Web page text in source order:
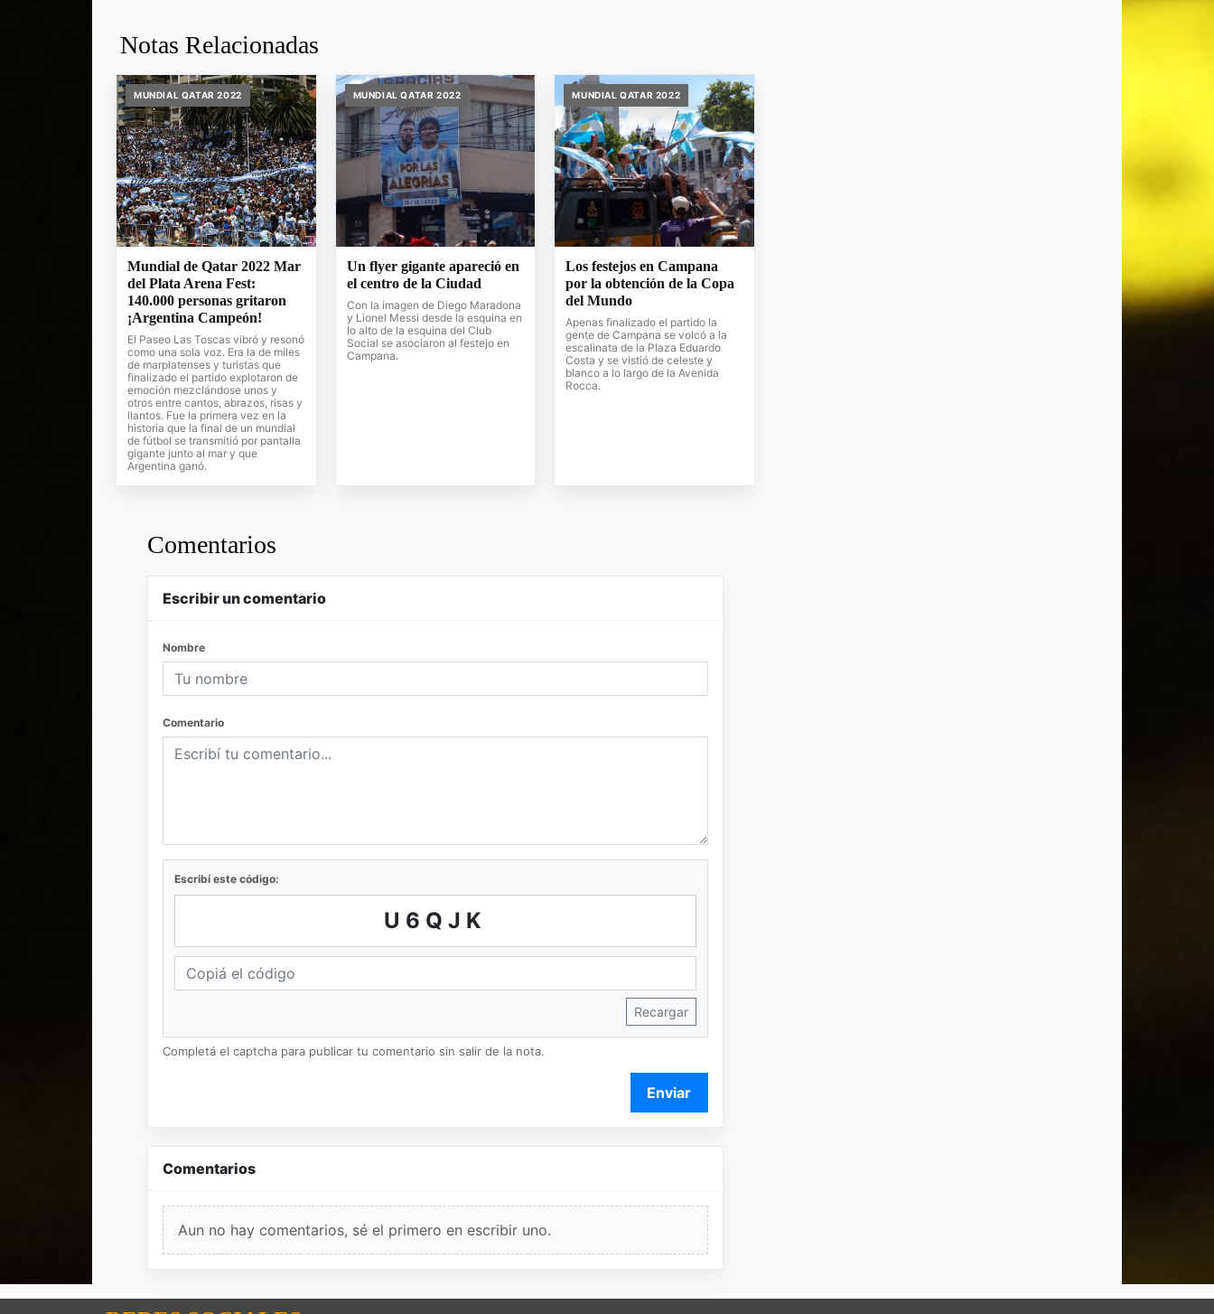
Notas Relacionadas
MUNDIAL QATAR 2022
Mundial de Qatar 2022 Mar
del Plata Arena Fest:
140.000 personas gritaron
¡Argentina Campeón!
El Paseo Las Toscas vibró y resonó
como una sola voz. Era la de miles
de marplatenses y turistas que
finalizado el partido explotaron de
emoción mezclándose unos y
otros entre cantos, abrazos, risas y
llantos. Fue la primera vez en la
historia que la final de un mundial
de fútbol se transmitió por pantalla
gigante junto al mar y que
Argentina ganó.
MUNDIAL QATAR 2022
Un flyer gigante apareció en
el centro de la Ciudad
Con la imagen de Diego Maradona
y Lionel Messi desde la esquina en
lo alto de la esquina del Club
Social se asociaron al festejo en
Campana.
MUNDIAL QATAR 2022
Los festejos en Campana
por la obtención de la Copa
del Mundo
Apenas finalizado el partido la
gente de Campana se volcó a la
escalinata de la Plaza Eduardo
Costa y se vistió de celeste y
blanco a lo largo de la Avenida
Rocca.
Comentarios
Escribir un comentario
Nombre
Comentario
Escribí este código:
U6QJK
Recargar
Completá el captcha para publicar tu comentario sin salir de la nota.
Enviar
Comentarios
Aun no hay comentarios, sé el primero en escribir uno.